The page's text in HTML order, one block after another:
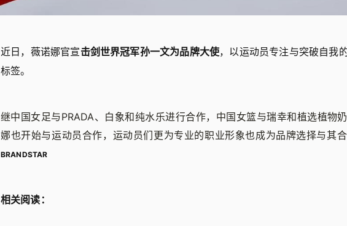
近日，薇诺娜官宣击剑世界冠军孙一文为品牌大使，以运动员专注与突破自我
标签。
继中国女足与PRADA、白象和纯水乐进行合作，中国女篮与瑞幸和植选植物
娜也开始与运动员合作，运动员们更为专业的职业形象也成为品牌选择与其
BRANDSTAR
相关阅读：